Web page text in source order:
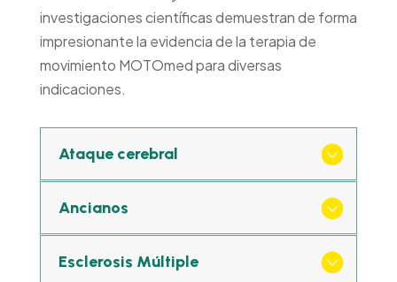
investigaciones científicas demuestran de forma
impresionante la evidencia de la terapia de
movimiento MOTOmed para diversas
indicaciones.
Ataque cerebral
Ancianos
Esclerosis Múltiple